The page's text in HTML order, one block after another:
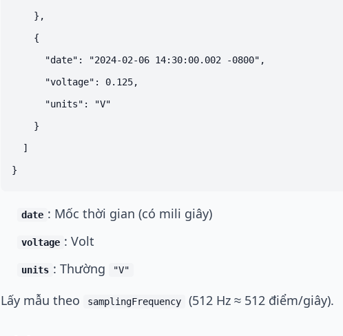
    },
    {
      "date": "2024-02-06 14:30:00.002 -0800",
      "voltage": 0.125,
      "units": "V"
    }
  ]
date : Mốc thời gian (có mili giây)
voltage : Volt
units : Thường "V"
Lấy mẫu theo samplingFrequency (512 Hz ≈ 512 điểm/giây).